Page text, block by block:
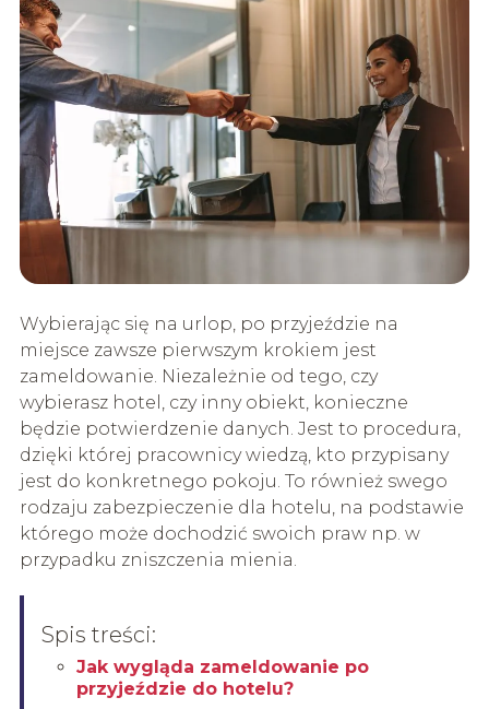
Wybierając się na urlop, po przyjeździe na
miejsce zawsze pierwszym krokiem jest
zameldowanie. Niezależnie od tego, czy
wybierasz hotel, czy inny obiekt, konieczne
będzie potwierdzenie danych. Jest to procedura,
dzięki której pracownicy wiedzą, kto przypisany
jest do konkretnego pokoju. To również swego
rodzaju zabezpieczenie dla hotelu, na podstawie
którego może dochodzić swoich praw np. w
przypadku zniszczenia mienia.
Spis treści:
Jak wygląda zameldowanie po
przyjeździe do hotelu?